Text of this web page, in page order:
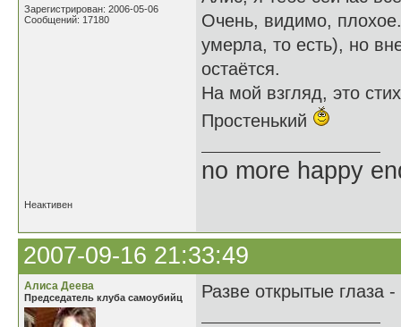
Зарегистрирован: 2006-05-06
Сообщений: 17180
Очень, видимо,
умерла, то есть), но
остаётся.
На мой взгляд, это
Простенький
no more happy
Неактивен
2007-09-16 21:33:49
Алиса Деева
Председатель клуба самоубийц Разве открытые глаза